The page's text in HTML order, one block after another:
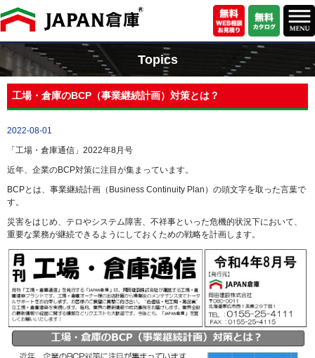
Topics
工場・倉庫のBCP（事業継続計画）対策とは？
2022-08-01
「工場・倉庫通信」2022年8月号
近年、企業のBCP対策に注目が集まっています。
BCPとは、事業継続計画（Business Continuity Plan）の頭文字を取った言葉で
す。
災害をはじめ、テロやシステム障害、不祥事といった危機的状況下において、
重要な業務が継続できるようにしておくための戦略を計画します。